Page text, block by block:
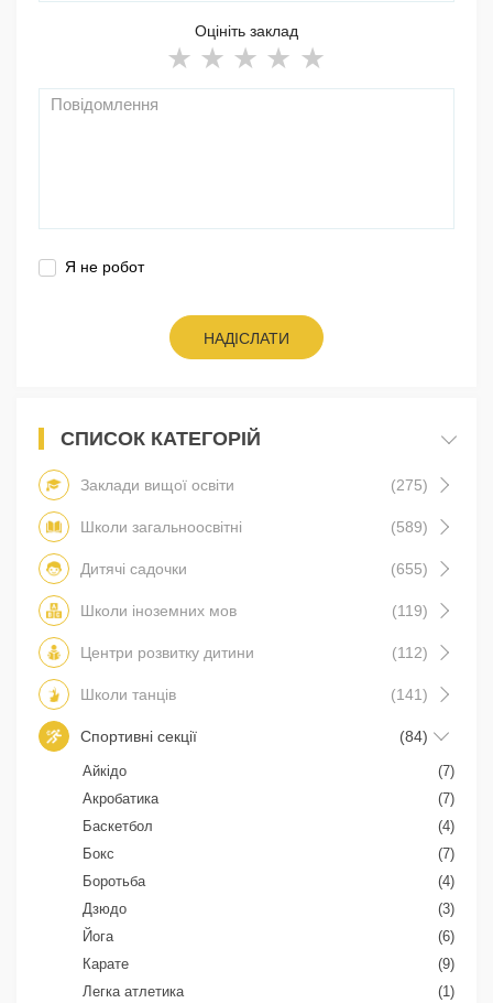
Оцініть заклад
Я не робот
НАДІСЛАТИ
СПИСОК КАТЕГОРІЙ
Заклади вищої освіти (275)
Школи загальноосвітні (589)
Дитячі садочки (655)
Школи іноземних мов (119)
Центри розвитку дитини (112)
Школи танців (141)
Спортивні секції (84)
Айкідо
(7)
Акробатика
(7)
Баскетбол
(4)
Бокс
(7)
Боротьба
(4)
Дзюдо
(3)
Йога
(6)
Карате
(9)
Легка атлетика
(1)